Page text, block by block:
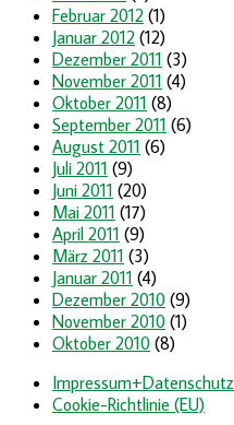
Februar 2012 (1)
Januar 2012 (12)
Dezember 2011 (3)
November 2011 (4)
Oktober 2011 (8)
September 2011 (6)
August 2011 (6)
Juli 2011 (9)
Juni 2011 (20)
Mai 2011 (17)
April 2011 (9)
März 2011 (3)
Januar 2011 (4)
Dezember 2010 (9)
November 2010 (1)
Oktober 2010 (8)
Impressum+Datenschutz
Cookie-Richtlinie (EU)